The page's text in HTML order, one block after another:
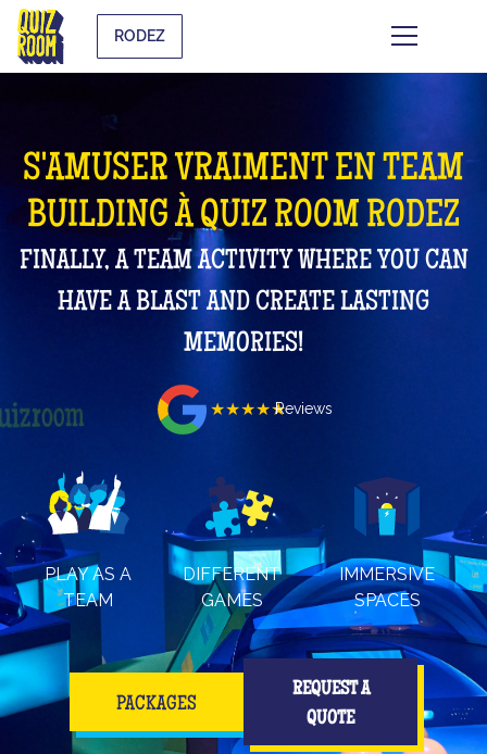
RODEZ
S'AMUSER VRAIMENT EN TEAM
BUILDING À QUIZ ROOM RODEZ
FINALLY, A TEAM ACTIVITY WHERE YOU CAN
HAVE A BLAST AND CREATE LASTING
MEMORIES!
★★★★★Reviews
PLAY AS A
TEAM
DIFFERENT
GAMES
IMMERSIVE
SPACES
PACKAGES
REQUEST A
QUOTE